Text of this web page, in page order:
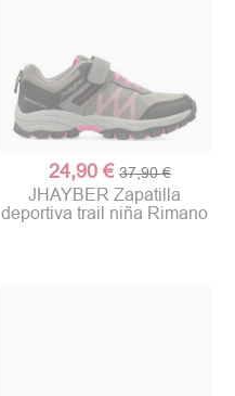
24,90 € 37,90 €
JHAYBER Zapatilla
deportiva trail niña Rimano